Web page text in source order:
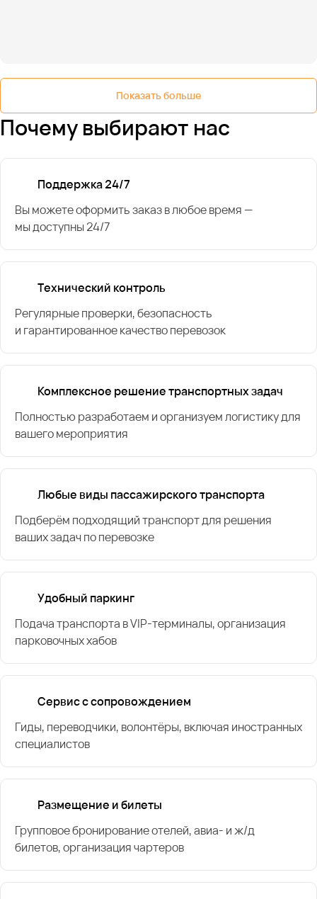
Показать больше
Почему выбирают нас
Поддержка 24/7
Вы можете оформить заказ в любое время —
мы доступны 24/7
Технический контроль
Регулярные проверки, безопасность
и гарантированное качество перевозок
Комплексное решение транспортных задач
Полностью разработаем и организуем логистику для
вашего мероприятия
Любые виды пассажирского транспорта
Подберём подходящий транспорт для решения
ваших задач по перевозке
Удобный паркинг
Подача транспорта в VIP-терминалы, организация
парковочных хабов
Сервис с сопровождением
Гиды, переводчики, волонтёры, включая иностранных
специалистов
Размещение и билеты
Групповое бронирование отелей, авиа- и ж/д
билетов, организация чартеров